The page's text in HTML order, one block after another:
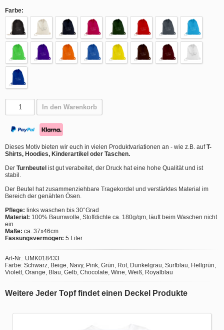
Farbe:
In den Warenkorb
Dieses Motiv bieten wir euch in vielen Produktvariationen an - wie z.B. aufT-
Shirts, Hoodies, Kinderartikel oder Taschen.
Der Turnbeutel ist gut verabeitet, der Druck hat eine hohe Qualität und ist
stabil.
Der Beutel hat zusammenziehbare Tragekordel und verstärktes Material im
Bereich der genähten Ösen.
Pflege: links waschen bis 30°Grad
Material: 100% Baumwolle, Stoffdichte ca. 180g/qm, läuft beim Waschen nicht
ein
Maße: ca. 37x46cm
Fassungsvermögen: 5 Liter
Art-Nr.: UMK018433
Farbe: Schwarz, Beige, Navy, Pink, Grün, Rot, Dunkelgrau, Surfblau, Hellgrün,
Violett, Orange, Blau, Gelb, Chocolate, Wine, Weiß, Royalblau
Weitere Jeder Topf findet einen Deckel Produkte